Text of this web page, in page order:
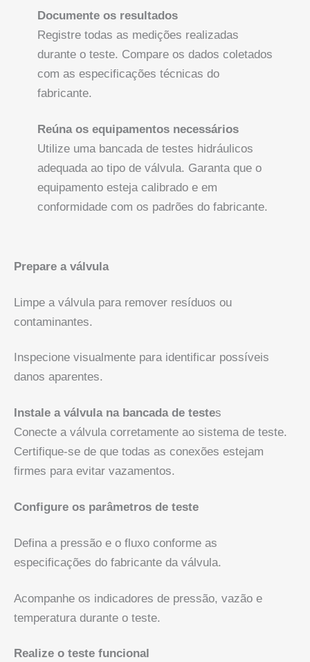
Documente os resultados
Registre todas as medições realizadas
durante o teste. Compare os dados coletados
com as especificações técnicas do
fabricante.
Reúna os equipamentos necessários
Utilize uma bancada de testes hidráulicos
adequada ao tipo de válvula. Garanta que o
equipamento esteja calibrado e em
conformidade com os padrões do fabricante.
Prepare a válvula
Limpe a válvula para remover resíduos ou
contaminantes.
Inspecione visualmente para identificar possíveis
danos aparentes.
Instale a válvula na bancada de testes
Conecte a válvula corretamente ao sistema de teste.
Certifique-se de que todas as conexões estejam
firmes para evitar vazamentos.
Configure os parâmetros de teste
Defina a pressão e o fluxo conforme as
especificações do fabricante da válvula.
Acompanhe os indicadores de pressão, vazão e
temperatura durante o teste.
Realize o teste funcional